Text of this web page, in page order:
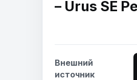
– Urus SE
Внешний
источник